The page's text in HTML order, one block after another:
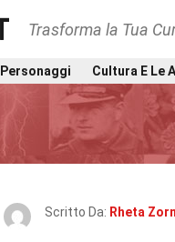
Trasforma la Tua
Personaggi Cultura E Le
Scritto Da: Rheta Zorn